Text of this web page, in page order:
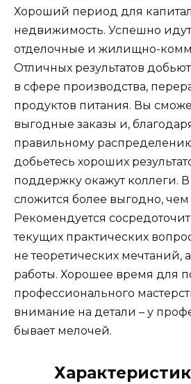
Хороший период для
недвижимость. Успешно
отделочные и жилищно-
Отличных результатов
в сфере производства,
продуктов питания. Вы
выгодные заказы и,
правильному
добьетесь хороших
поддержку окажут коллеги.
сложится более выгодно,
Рекомендуется
текущих практических
не теоретических мечтаний,
работы. Хорошее время для
профессионального
внимание на детали – у
бывает мелочей.